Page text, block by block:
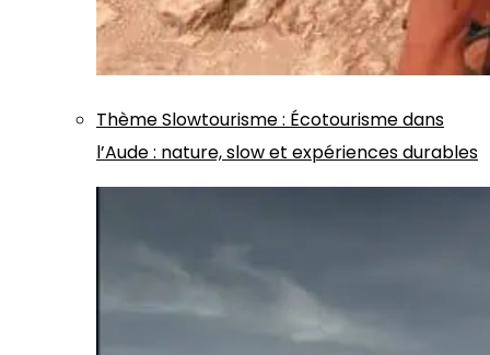
ThèmeSlowtourisme: Écotourisme dans
l’Aude : nature, slow et expériences durables